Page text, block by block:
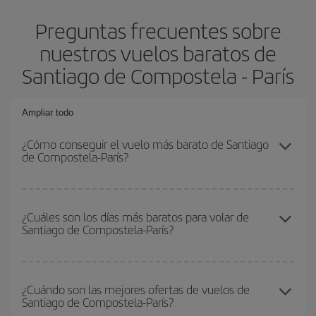
Preguntas frecuentes sobre
nuestros vuelos baratos de
Santiago de Compostela - París
Ampliar todo
¿Cómo conseguir el vuelo más barato de Santiago
de Compostela-París?
París-dest y conseguir el vuelo más barato si evitas temporadas
altas, compras con antelación y puedes ser flexible con las
¿Cuáles son los días más baratos para volar de
Santiago de Compostela-París?
que empezar una consulta en nuestro
buscador de vuelos
baratos. Dinos desde dónde vuelas, a dónde quieres ir y en qué
¿Cuándo son las mejores ofertas de vuelos de
Santiago de Compostela-París?